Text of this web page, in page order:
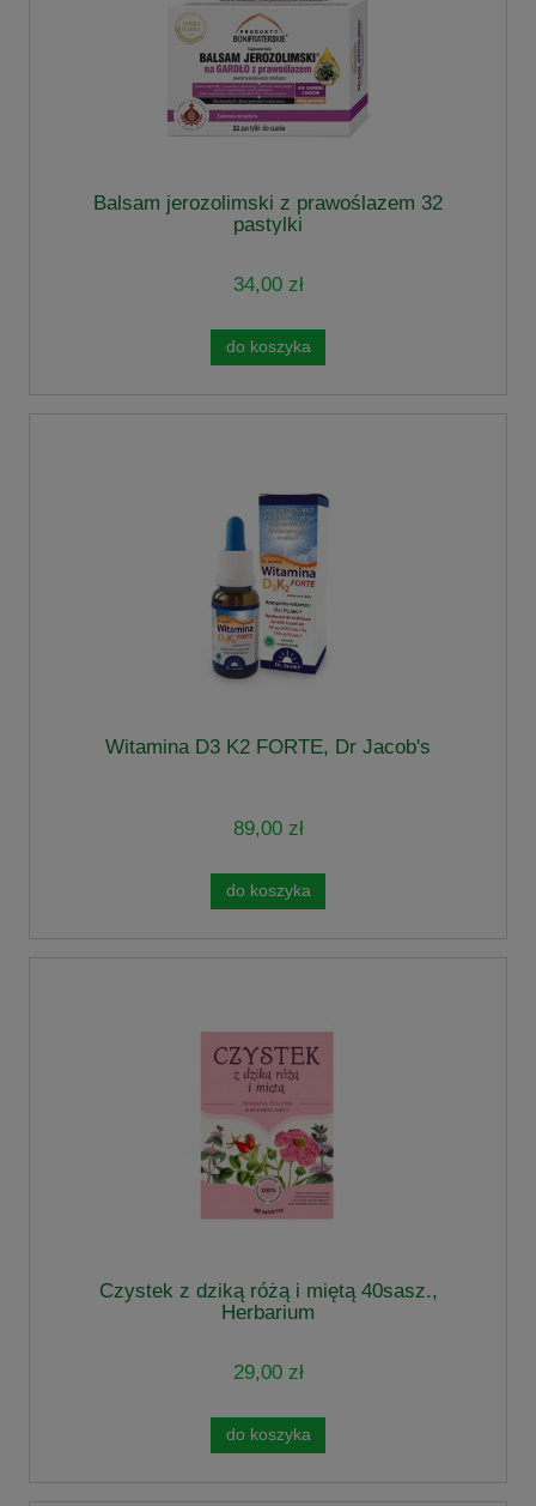
Balsam jerozolimski z prawoślazem 32
pastylki
34,00 zł
do koszyka
Witamina D3 K2 FORTE, Dr Jacob's
89,00 zł
do koszyka
Czystek z dziką różą i miętą 40sasz.,
Herbarium
29,00 zł
do koszyka